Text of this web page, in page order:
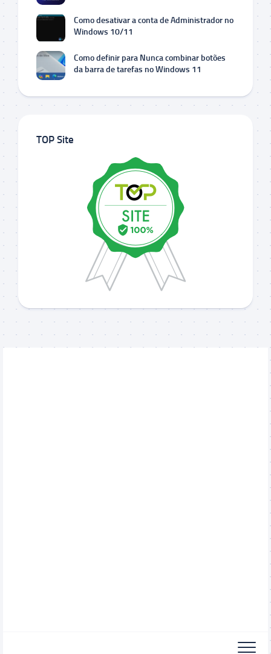
Como desativar a conta de Administrador no
Windows 10/11
Como definir para Nunca combinar botões
da barra de tarefas no Windows 11
TOP Site